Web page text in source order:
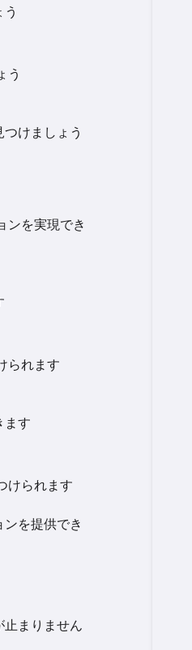
う
けましょう
ンを実現でき
られます
ます
けられます
を提供でき
止まりません